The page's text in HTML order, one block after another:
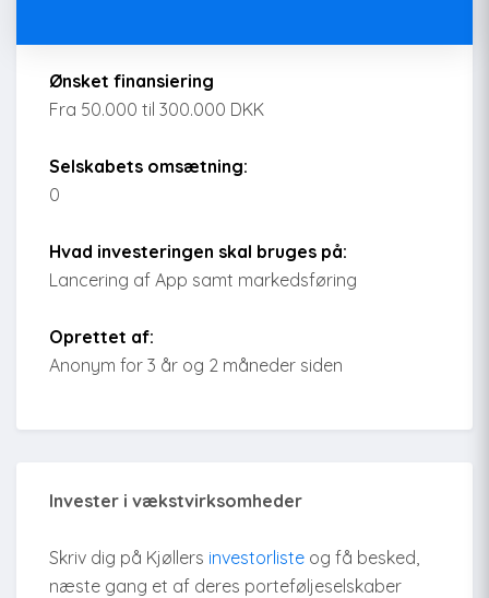
Ønsket finansiering
Fra 50.000 til 300.000 DKK
Selskabets omsætning:
0
Hvad investeringen skal bruges på:
Lancering af App samt markedsføring
Oprettet af:
Anonym for 3 år og 2 måneder siden
Invester i vækstvirksomheder
Skriv dig på Kjøllers investorliste og få besked,
næste gang et af deres porteføljeselskaber